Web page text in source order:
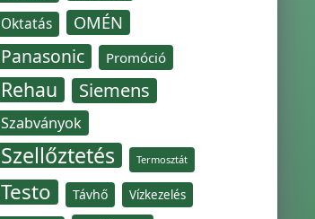
Oktatás OMÉN
Panasonic Promóció
Rehau Siemens
Szabványok
Szellőztetés Termosztát
Testo Távhő Vízkezelés